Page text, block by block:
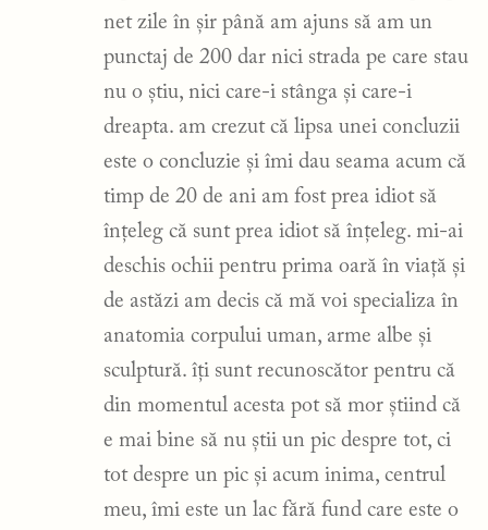
net zile în șir până am ajuns să am un
punctaj de 200 dar nici strada pe care stau
nu o știu, nici care-i stânga și care-i
dreapta. am crezut că lipsa unei concluzii
este o concluzie și îmi dau seama acum că
timp de 20 de ani am fost prea idiot să
înțeleg că sunt prea idiot să înțeleg. mi-ai
deschis ochii pentru prima oară în viață și
de astăzi am decis că mă voi specializa în
anatomia corpului uman, arme albe și
sculptură. îți sunt recunoscător pentru că
din momentul acesta pot să mor știind că
e mai bine să nu știi un pic despre tot, ci
tot despre un pic și acum inima, centrul
meu, îmi este un lac fără fund care este o